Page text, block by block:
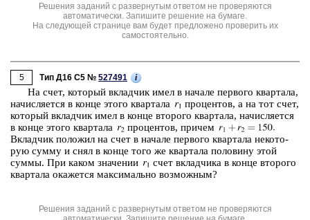
Решения заданий с развернутым ответом не проверяются
автоматически. Запишите решение на бумаге.
На следующей странице вам будет предложено проверить их
самостоятельно.
5 Тип Д16 C5 № 527491 i
На счет, ко­то­рый вклад­чик имел в на­ча­ле пер­во­го квар­та­ла,
на­чис­ля­ет­ся в конце этого квар­та­ла
про­цен­тов, а на тот счет,
ко­то­рый вклад­чик имел в конце вто­ро­го квар­та­ла, на­чис­ля­ет­ся
в конце этого квар­та­ла
про­цен­тов, при­чем
Вклад­чик по­ло­жил на счет в на­ча­ле пер­во­го квар­та­ла не­ко­то­
рую сумму и снял в конце того же квар­та­ла по­ло­ви­ну этой
суммы. При каком зна­че­нии
счет вклад­чи­ка в конце вто­ро­го
квар­та­ла ока­жет­ся мак­си­маль­но воз­мож­ным?
Решения заданий с развернутым ответом не проверяются